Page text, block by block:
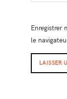
Enregistrer
le